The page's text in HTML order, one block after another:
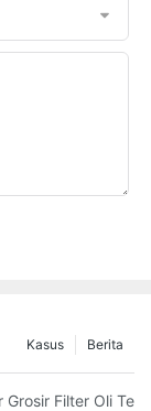
Berita
Kasus
Grosir Filter Oli